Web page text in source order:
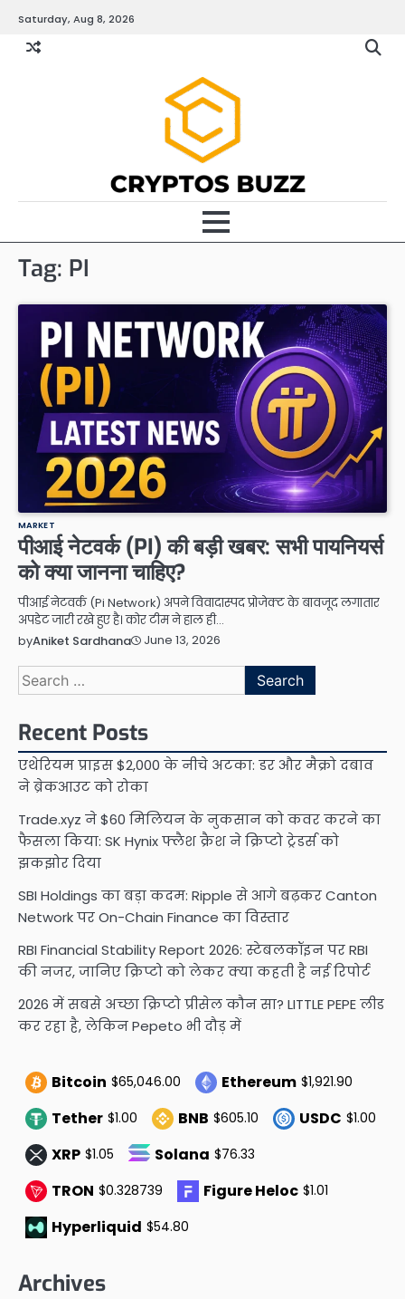
content
Saturday, Aug 8, 2026
Tag: PI
MARKET
पीआई नेटवर्क (PI) की बड़ी खबर: सभी पायनियर्स
को क्या जानना चाहिए?
पीआई नेटवर्क (Pi Network) अपने विवादास्पद प्रोजेक्ट के बावजूद लगातार
अपडेट जारी रखे हुए है। कोर टीम ने हाल ही…
byAniket Sardhana June 13, 2026
Search
for:
Recent Posts
एथेरियम प्राइस $2,000 के नीचे अटका: डर और मैक्रो दबाव
ने ब्रेकआउट को रोका
Trade.xyz ने $60 मिलियन के नुकसान को कवर करने का
फैसला किया: SK Hynix फ्लैश क्रैश ने क्रिप्टो ट्रेडर्स को
झकझोर दिया
SBI Holdings का बड़ा कदम: Ripple से आगे बढ़कर Canton
Network पर On-Chain Finance का विस्तार
RBI Financial Stability Report 2026: स्टेबलकॉइन पर RBI
की नजर, जानिए क्रिप्टो को लेकर क्या कहती है नई रिपोर्ट
2026 में सबसे अच्छा क्रिप्टो प्रीसेल कौन सा? LITTLE PEPE लीड
कर रहा है, लेकिन Pepeto भी दौड़ में
Bitcoin $65,046.00 Ethereum $1,921.90
Tether $1.00 BNB $605.10 USDC $1.00
XRP $1.05 Solana $76.33
TRON $0.328739 Figure Heloc $1.01
Hyperliquid $54.80
Archives